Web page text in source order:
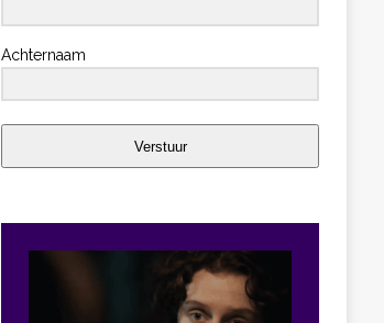
Achternaam
Verstuur